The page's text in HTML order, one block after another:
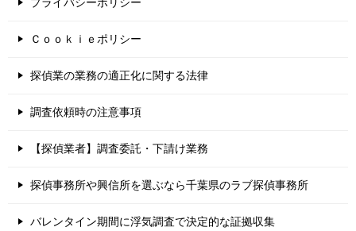
Ｃｏｏｋｉｅポリシー
探偵業の業務の適正化に関する法律
調査依頼時の注意事項
【探偵業者】調査委託・下請け業務
探偵事務所や興信所を選ぶなら千葉県のラブ探偵事務所
バレンタイン期間に浮気調査で決定的な証拠収集